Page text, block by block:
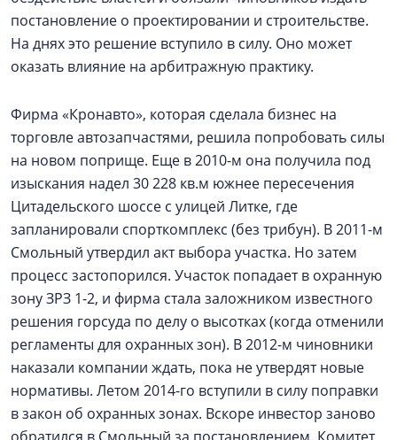
постановление о проектировании и строительстве.
На днях это решение вступило в силу. Оно может
оказать влияние на арбитражную практику.
Фирма «Кронавто», которая сделала бизнес на
торговле автозапчастями, решила попробовать силы
на новом поприще. Еще в 2010-м она получила под
изыскания надел 30 228 кв.м южнее пересечения
Цитадельского шоссе с улицей Литке, где
запланировали спорткомплекс (без трибун). В 2011-м
Смольный утвердил акт выбора участка. Но затем
процесс застопорился. Участок попадает в охранную
зону ЗРЗ 1-2, и фирма стала заложником известного
решения горсуда по делу о высотках (когда отменили
регламенты для охранных зон). В 2012-м чиновники
наказали компании ждать, пока не утвердят новые
нормативы. Летом 2014-го вступили в силу поправки
в закон об охранных зонах. Вскоре инвестор заново